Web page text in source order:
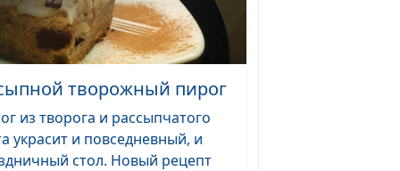
творожный пирог
из творога и рассыпчатого
украсит и повседневный, и
стол. Новый рецепт